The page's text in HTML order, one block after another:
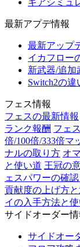
ギアシミュ
最新アプデ情報
最新アップ
イカフロー
新武器/追加
Switch2の
フェス情報
フェスの最新情報
ランク報酬 フェ
倍/100倍/333倍マ
ナルの取り方 オ
と使い道 王冠の
ェスパワーの確
貢献度の上げ方
イの入手方法と
サイドオーダー情
サイドオー